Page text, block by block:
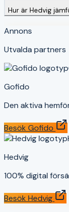
Hur är Hedvig
Annons
Utvalda partners
Gofido
Den aktiva
Besök Gofido
Hedvig
100% digital
Besök Hedvig